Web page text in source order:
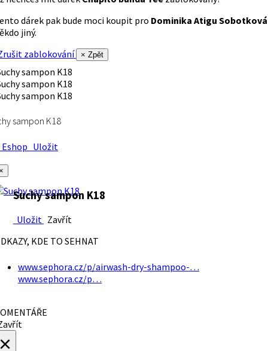
dárek pak bude moci koupit pro Dominika Atigu Sobotková
jiný.
zablokování
× Zpět
sampon K18
Uložit
Suchy sampon K18
Uložit Zavřít
KDE TO SEHNAT
www.sephora.cz/p/airwash-dry-shampoo-…
www.sephora.cz/p…